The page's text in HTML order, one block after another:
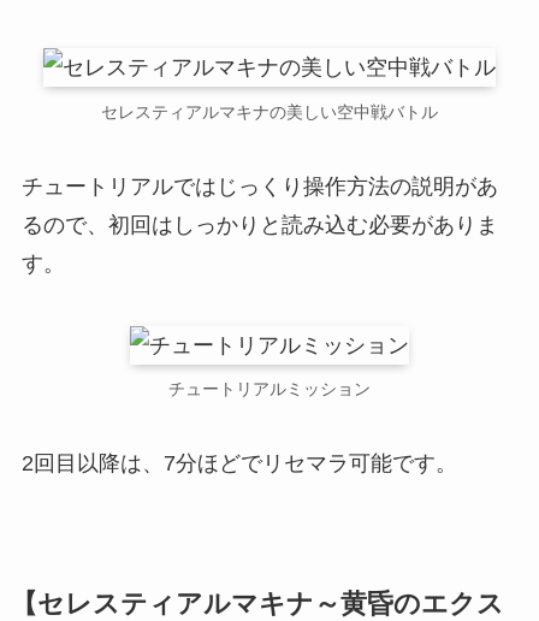
セレスティアルマキナの美しい空中戦バトル
チュートリアルではじっくり操作方法の説明があ
るので、初回はしっかりと読み込む必要がありま
す。
チュートリアルミッション
2回目以降は、7分ほどでリセマラ可能です。
【セレスティアルマキナ～黄昏のエクス